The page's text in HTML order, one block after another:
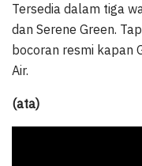
Tersedia dalam tiga
dan Serene Green.
bocoran resmi kapan
Air.
(ata)